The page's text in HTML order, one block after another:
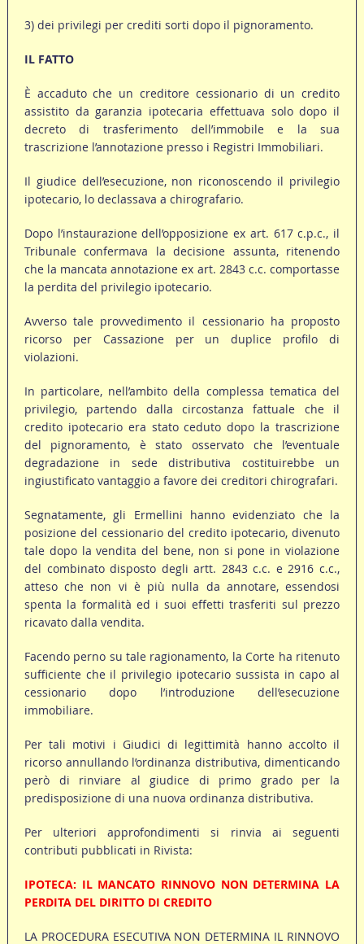
3) dei privilegi per crediti sorti dopo il pignoramento.
IL FATTO
È accaduto che un creditore cessionario di un credito
assistito da garanzia ipotecaria effettuava solo dopo il
decreto di trasferimento dell’immobile e la sua
trascrizione l’annotazione presso i Registri Immobiliari.
Il giudice dell’esecuzione, non riconoscendo il privilegio
ipotecario, lo declassava a chirografario.
Dopo l’instaurazione dell’opposizione ex art. 617 c.p.c., il
Tribunale confermava la decisione assunta, ritenendo
che la mancata annotazione ex art. 2843 c.c. comportasse
la perdita del privilegio ipotecario.
Avverso tale provvedimento il cessionario ha proposto
ricorso per Cassazione per un duplice profilo di
violazioni.
In particolare, nell’ambito della complessa tematica del
privilegio, partendo dalla circostanza fattuale che il
credito ipotecario era stato ceduto dopo la trascrizione
del pignoramento, è stato osservato che l’eventuale
degradazione in sede distributiva costituirebbe un
ingiustificato vantaggio a favore dei creditori chirografari.
Segnatamente, gli Ermellini hanno evidenziato che la
posizione del cessionario del credito ipotecario, divenuto
tale dopo la vendita del bene, non si pone in violazione
del combinato disposto degli artt. 2843 c.c. e 2916 c.c.,
atteso che non vi è più nulla da annotare, essendosi
spenta la formalità ed i suoi effetti trasferiti sul prezzo
ricavato dalla vendita.
Facendo perno su tale ragionamento, la Corte ha ritenuto
sufficiente che il privilegio ipotecario sussista in capo al
cessionario dopo l’introduzione dell’esecuzione
immobiliare.
Per tali motivi i Giudici di legittimità hanno accolto il
ricorso annullando l’ordinanza distributiva, dimenticando
però di rinviare al giudice di primo grado per la
predisposizione di una nuova ordinanza distributiva.
Per ulteriori approfondimenti si rinvia ai seguenti
contributi pubblicati in Rivista:
IPOTECA: IL MANCATO RINNOVO NON DETERMINA LA
PERDITA DEL DIRITTO DI CREDITO
LA PROCEDURA ESECUTIVA NON DETERMINA IL RINNOVO